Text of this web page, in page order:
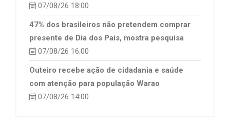
07/08/26 18:00
47% dos brasileiros não pretendem comprar
presente de Dia dos Pais, mostra pesquisa
07/08/26 16:00
Outeiro recebe ação de cidadania e saúde
com atenção para população Warao
07/08/26 14:00